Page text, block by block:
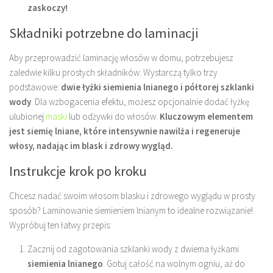
zaskoczy!
Składniki potrzebne do laminacji
Aby przeprowadzić laminację włosów w domu, potrzebujesz
zaledwie kilku prostych składników. Wystarczą tylko trzy
podstawowe: dwie łyżki siemienia lnianego i półtorej szklanki
wody. Dla wzbogacenia efektu, możesz opcjonalnie dodać łyżkę
ulubionej maski lub odżywki do włosów. Kluczowym elementem
jest siemię lniane, które intensywnie nawilża i regeneruje
włosy, nadając im blask i zdrowy wygląd.
Instrukcje krok po kroku
Chcesz nadać swoim włosom blasku i zdrowego wyglądu w prosty
sposób? Laminowanie siemieniem lnianym to idealne rozwiązanie!
Wypróbuj ten łatwy przepis:
Zacznij od zagotowania szklanki wody z dwiema łyżkami
siemienia lnianego. Gotuj całość na wolnym ogniu, aż do